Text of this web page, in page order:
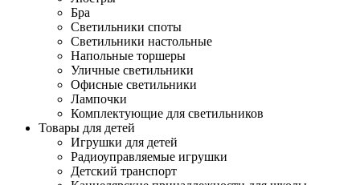
Бра
Светильники споты
Светильники настольные
Напольные торшеры
Уличные светильники
Офисные светильники
Лампочки
Комплектующие для светильников
Товары для детей
Игрушки для детей
Радиоуправляемые игрушки
Детский транспорт